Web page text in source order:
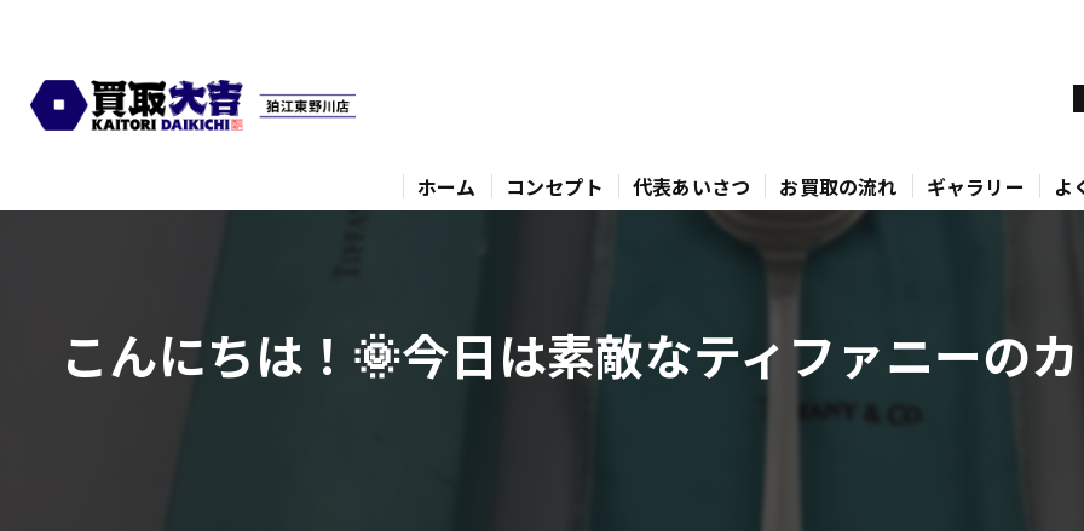
ホーム コンセプト 代表あいさつ お買取の流れ ギャラリー よ
こんにちは！🌞今日は素敵なティファニーの